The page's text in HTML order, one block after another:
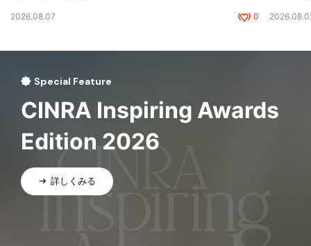
2026.08.07 0
Special Feature
CINRA Inspiring Awards
Edition 2026
詳しくみる